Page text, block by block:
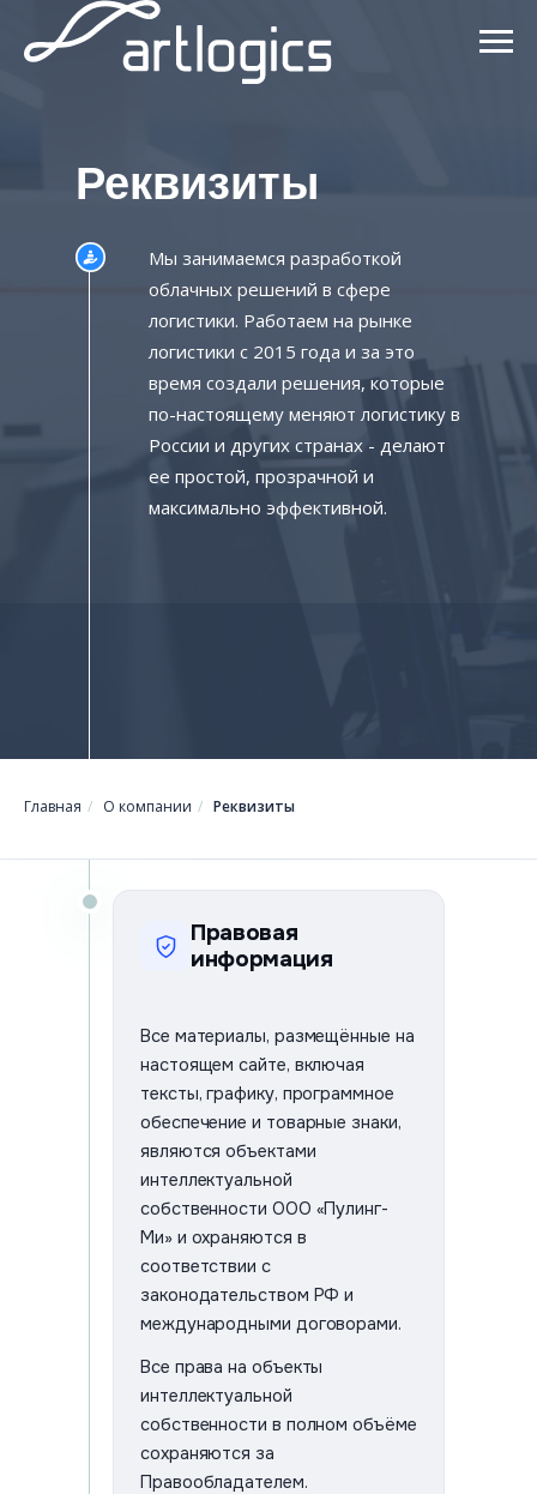
Реквизиты
Мы занимаемся разработкой
облачных решений в сфере
логистики. Работаем на рынке
логистики с 2015 года и за это
время создали решения, которые
по-настоящему меняют логистику в
России и других странах - делают
ее простой, прозрачной и
максимально эффективной.
Главная / О компании / Реквизиты
Правовая
информация
Все материалы, размещённые на
настоящем сайте, включая
тексты, графику, программное
обеспечение и товарные знаки,
являются объектами
интеллектуальной
собственности ООО «Пулинг-
Ми» и охраняются в
соответствии с
законодательством РФ и
международными договорами.
Все права на объекты
интеллектуальной
собственности в полном объёме
сохраняются за
Правообладателем.